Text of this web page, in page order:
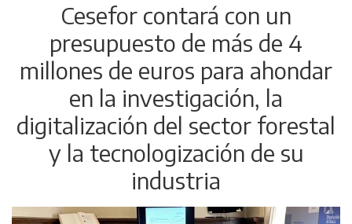
Cesefor contará con un
presupuesto de más de 4
millones de euros para ahondar
en la investigación, la
digitalización del sector forestal
y la tecnologización de su
industria